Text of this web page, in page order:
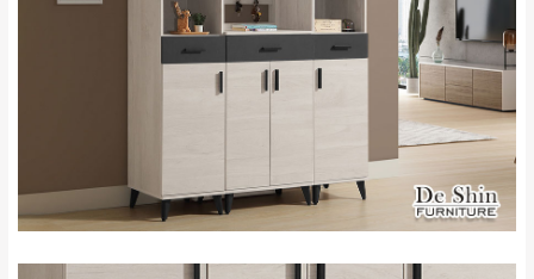
＊A108產品另收運費
石門、林口 下福
里、新店山區、三
峽山區、石碇、坪
林、福隆、淡水山
區、北投湖山路、
深坑山區
$ 9,000以上：免
地型限制(山區、鄉、鎮、村)、樓梯太小、無
法搬運上樓等因素，導致無法配送，本公司
保護物流人員的工作安全，賣家無提供吊掛
服務，若需以吊車或其他的吊掛方式吊運，
費用將由買方自行支付。
因大型傢俱有組裝、配送的問題，並非一般
快速到貨商品，無法指定特定時間送達，司